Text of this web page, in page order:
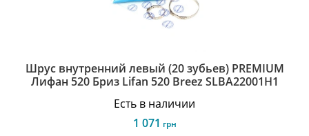
Шрус внутренний левый (20 зубьев) PREMIUM
Лифан 520 Бриз Lifan 520 Breez SLBA22001H1
Есть в наличии
1 071 грн